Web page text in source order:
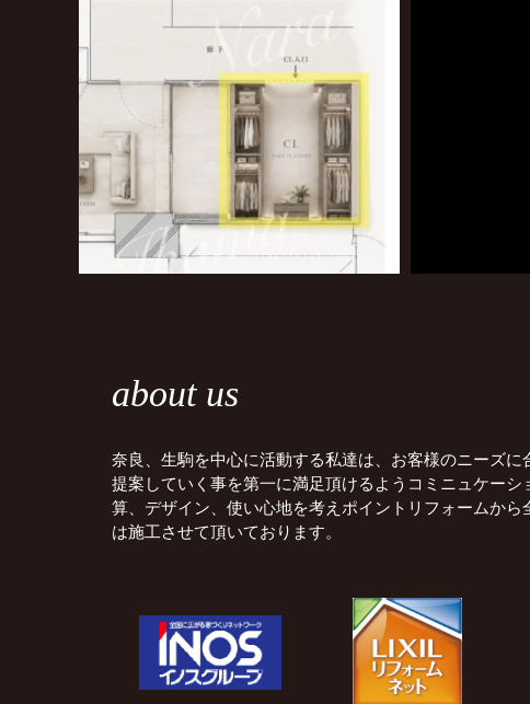
about us
奈良、生駒を中心に活動する私達は、お客様のニーズに
提案していく事を第一に満足頂けるようコミニュケーシ
算、デザイン、使い心地を考えポイントリフォームから
は施工させて頂いております。